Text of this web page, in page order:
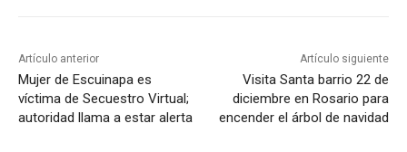
Artículo anterior
Mujer de Escuinapa es
víctima de Secuestro Virtual;
autoridad llama a estar alerta
Artículo siguiente
Visita Santa barrio 22 de
diciembre en Rosario para
encender el árbol de navidad